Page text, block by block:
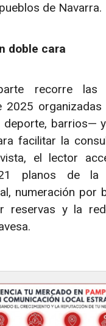
de Navarra.
doble cara
recorre las
2025
barrios—
facilitar la
el lector
21 planos de
numeración por
reservas y la